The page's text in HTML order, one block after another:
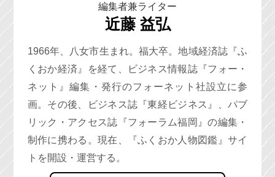
編集者兼ライター
近藤 益弘
1966年、八女市生まれ。福大卒。地域経済誌『ふ
くおか経済』を経て、ビジネス情報誌『フォー・
ネット』編集・発行のフォーネット社設立に参
画。その後、ビジネス誌『東経ビジネス』、パブ
リック・アクセス誌『フォーラム福岡』の編集・
制作に携わる。現在、『ふくおか人物図鑑』サイ
トを開設・運営する。